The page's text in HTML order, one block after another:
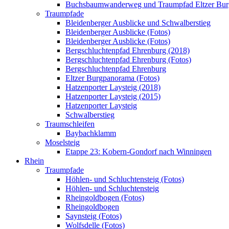
Buchsbaumwanderweg und Traumpfad Eltzer
Traumpfade
Bleidenberger Ausblicke und Schwalberstieg
Bleidenberger Ausblicke (Fotos)
Bleidenberger Ausblicke (Fotos)
Bergschluchtenpfad Ehrenburg (2018)
Bergschluchtenpfad Ehrenburg (Fotos)
Bergschluchtenpfad Ehrenburg
Eltzer Burgpanorama (Fotos)
Hatzenporter Laysteig (2018)
Hatzenporter Laysteig (2015)
Hatzenporter Laysteig
Schwalberstieg
Traumschleifen
Baybachklamm
Moselsteig
Etappe 23: Kobern-Gondorf nach Winningen
Rhein
Traumpfade
Höhlen- und Schluchtensteig (Fotos)
Höhlen- und Schluchtensteig
Rheingoldbogen (Fotos)
Rheingoldbogen
Saynsteig (Fotos)
Wolfsdelle (Fotos)